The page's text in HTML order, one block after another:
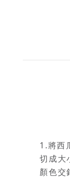
1.將西
切成大
顏色交